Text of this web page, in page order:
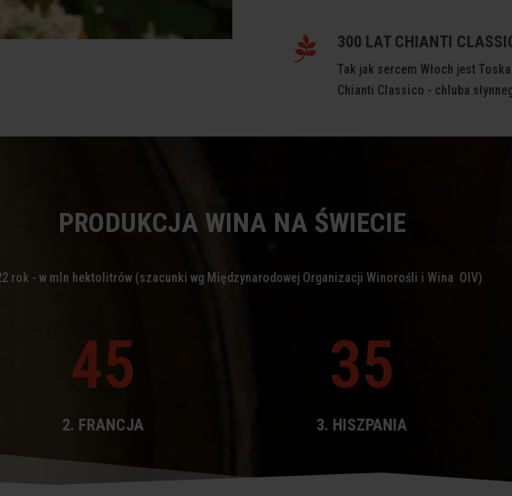
 300 LAT CHIANTI
Tak jak sercem Włoch jest
Chianti Classico - chluba
PRODUKCJA WINA NA ŚWIECIE
rok - w mln hektolitrów (szacunki wg Międzynarodowej Organizacji Winorośli i Wina OIV)
45
2. FRANCJA
35
3. HISZPANIA